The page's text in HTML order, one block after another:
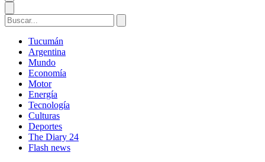
Tucumán
Argentina
Mundo
Economía
Motor
Energía
Tecnología
Culturas
Deportes
The Diary 24
Flash news